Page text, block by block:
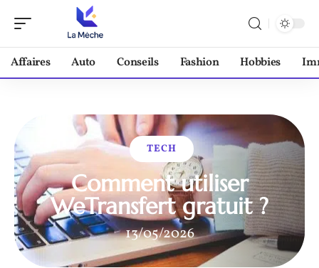
Affaires Auto Conseils Fashion Hobbies
TECH
Comment utiliser
WeTransfert gratuit ?
13/05/2026